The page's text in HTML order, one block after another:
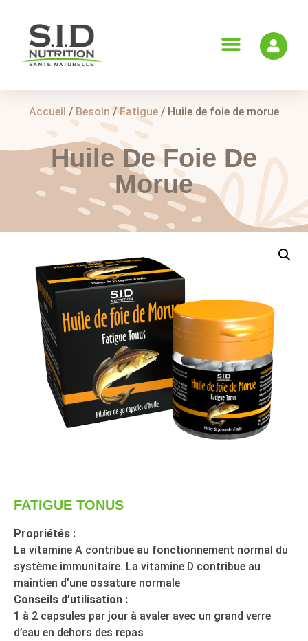
Accueil / Besoin/Fatigue / Huile de foie de morue
Huile De Foie De
Morue
FATIGUE TONUS
Propriétés :
La vitamine A contribue au fonctionnement normal du
système immunitaire. La vitamine D contribue au
maintien d’une ossature normale
Conseils d’utilisation :
1 à 2 capsules par jour à avaler avec un grand verre
d’eau en dehors des repas